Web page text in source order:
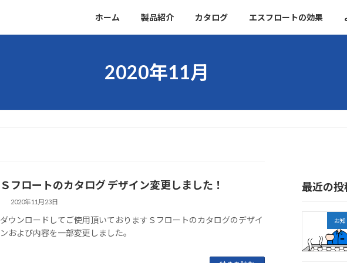
ホーム 製品紹介 カタログ エスフロートの効果
2020年11月
Ｓフロートのカタログ デザイン変更しました！
2020年11月23日
ダウンロードしてご使用頂いておりますＳフロートのカタログのデザイ
ンおよび内容を一部変更しました。
最近の投
お